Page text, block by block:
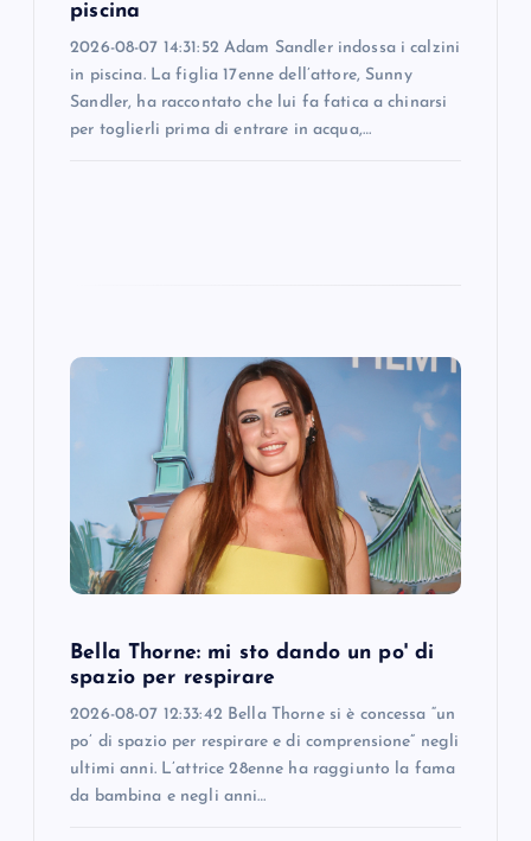
piscina
2026-08-07 14:31:52 Adam Sandler indossa i calzini
in piscina. La figlia 17enne dell’attore, Sunny
Sandler, ha raccontato che lui fa fatica a chinarsi
per toglierli prima di entrare in acqua,…
Bella Thorne: mi sto dando un po' di
spazio per respirare
2026-08-07 12:33:42 Bella Thorne si è concessa “un
po’ di spazio per respirare e di comprensione” negli
ultimi anni. L’attrice 28enne ha raggiunto la fama
da bambina e negli anni…